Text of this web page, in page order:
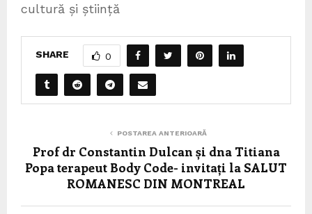
cultură și știință
SHARE 0
POSTAREA ANTERIOARĂ
Prof dr Constantin Dulcan și dna Titiana
Popa terapeut Body Code- invitați la SALUT
ROMANESC DIN MONTREAL